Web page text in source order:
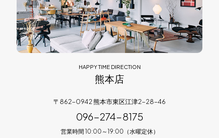
HAPPY TIME DIRECTION
熊本店
〒862-0942 熊本市東区江津2-28-46
096-274-8175
営業時間 10:00～19:00（水曜定休）